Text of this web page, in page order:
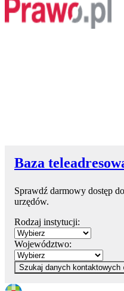
Baza
Sprawdź darmowy dostęp
urzędów.
Rodzaj instytucji:
Województwo:
Szukaj danych kontaktowych